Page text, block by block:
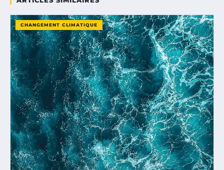
CHANGEMENT CLIMATIQUE